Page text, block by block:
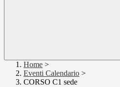
Home >
Eventi Calendario >
CORSO C1 sede